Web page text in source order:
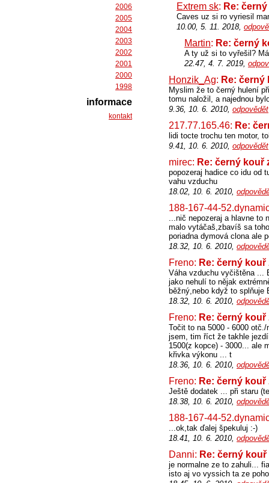
Extrem sk: Re:
Caves uz si ro vyriesil
10.00, 5. 11. 2018,
Martin: Re: černý
A ty už si to vyřešil?
22.47, 4. 7. 2019,
Honzik_Ag: Re: černý
Myslim že to černý hulení
tomu naložil, a najednou
9.36, 10. 6. 2010, odpovědět
217.77.165.46: Re:
lidi tocte trochu ten motor,
9.41, 10. 6. 2010, odpovědět
mirec: Re: černý kouř
popozeraj hadice co idu od
vahu vzduchu
18.02, 10. 6. 2010,
188-167-44-
...nič nepozeraj a hlavne to
malo vytáčaš,zbavíš sa
poriadna dymová clona ale
18.32, 10. 6. 2010,
Freno: Re: černý
Váha vzduchu vyčištěna ...
jako nehulí to nějak
běžný,nebo když to
18.32, 10. 6. 2010,
Freno: Re: černý
Točit to na 5000 - 6000
jsem, tim říct že takhle
1500(z kopce) - 3000... ale
křivka výkonu ... t
18.36, 10. 6. 2010,
Freno: Re: černý
Ještě dodatek ... při staru
18.38, 10. 6. 2010,
188-167-44-
...ok,tak ďalej špekuluj :-)
18.41, 10. 6. 2010,
Danni: Re: černý
je normalne ze to zahuli...
isto aj vo vyssich ta ze poho
2006
2005
2004
2003
2002
2001
2000
1998
informace
kontakt